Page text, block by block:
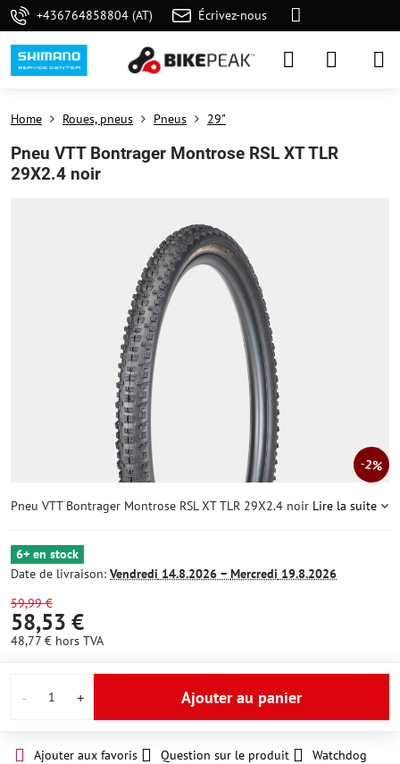
+436764858804 (AT) Écrivez-nous
2%
Home Roues, pneus Pneus 29"
Pneu VTT Bontrager Montrose RSL XT TLR
29X2.4 noir
Pneu VTT Bontrager Montrose RSL XT TLR 29X2.4 noir Lire la suite
6+ en stock
Date de livraison: Vendredi 14.8.2026 − Mercredi 19.8.2026
59,99 €
58,53 €
48,77 € hors TVA
Ajouter au panier
Ajouter aux favoris Question sur le produit
Watchdog